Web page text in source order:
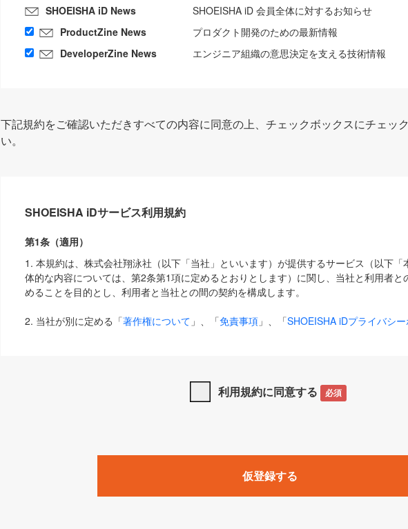
SHOEISHA iD News
SHOEISHA iD 会員全体に対するお知らせ
ProductZine News
プロダクト開発のための最新情報
DeveloperZine News
エンジニア組織の意思決定を支える技術情報
下記規約をご確認いただきすべての内容に同意の上、チェックボックスにチェッ
い。
SHOEISHA iDサービス利用規約
第1条（適用）
1. 本規約は、株式会社翔泳社（以下「当社」といいます）が提供するサービス（以下「
体的な内容については、第2条第1項に定めるとおりとします）に関し、当社と利用者と
めることを目的とし、利用者と当社との間の契約を構成します。
2. 当社が別に定める「著作権について 」、「免責事項 」、「SHOEISHA iDプライバシ
は、本規約の規定が優先して適用されるものとします。
1. 「本サービス」とは、当社が提供する以下のサービス（名称や内容が変更された場合
みます）及びこれらサービスに関連して当社が実施するイベントやキャンペーンをいいま
「SEBook」「SEShop」「CodeZine」「MarkeZine」「EnterpriseZine」「ECzine」「
利用規約に同意する 必須
仮登録する